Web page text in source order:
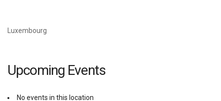
Luxembourg
Upcoming Events
No events in this location